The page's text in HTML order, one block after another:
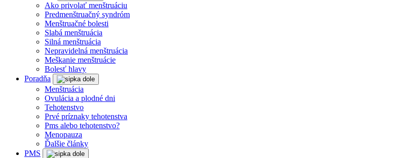
Ako privolať menštruáciu
Predmenštruačný syndróm
Menštruačné bolesti
Slabá menštruácia
Silná menštruácia
Nepravidelná menštruácia
Meškanie menštruácie
Bolesť hlavy
Poradňa
Menštruácia
Ovulácia a plodné dni
Tehotenstvo
Prvé príznaky tehotenstva
Pms alebo tehotenstvo?
Menopauza
Ďalšie články
PMS